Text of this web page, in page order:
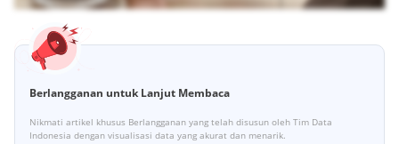
Berlangganan untuk Lanjut Membaca
Nikmati artikel khusus Berlangganan yang telah disusun oleh Tim Data
Indonesia dengan visualisasi data yang akurat dan menarik.